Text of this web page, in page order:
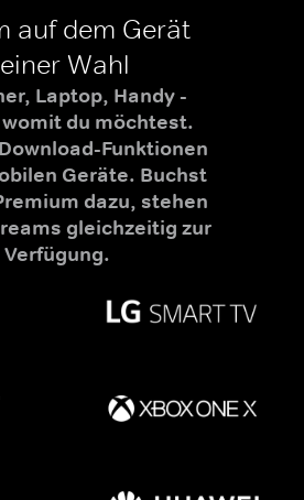
auf dem Gerät
Wahl
Laptop, Handy -
du möchtest.
Funktionen
Geräte. Buchst
dazu, stehen
gleichzeitig zur
Verfügung.